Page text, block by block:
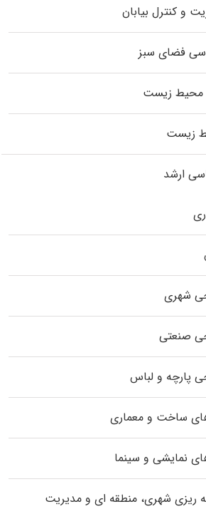
و کنترل بیابان
فضای سبز
محیط‌ زیست
زیست
ارشد
شهری
صنعتی
پارچه و لباس
ساخت و معماری
نمایشی و سینما
ریزی شهری، منطقه‌ ای و مدیریت